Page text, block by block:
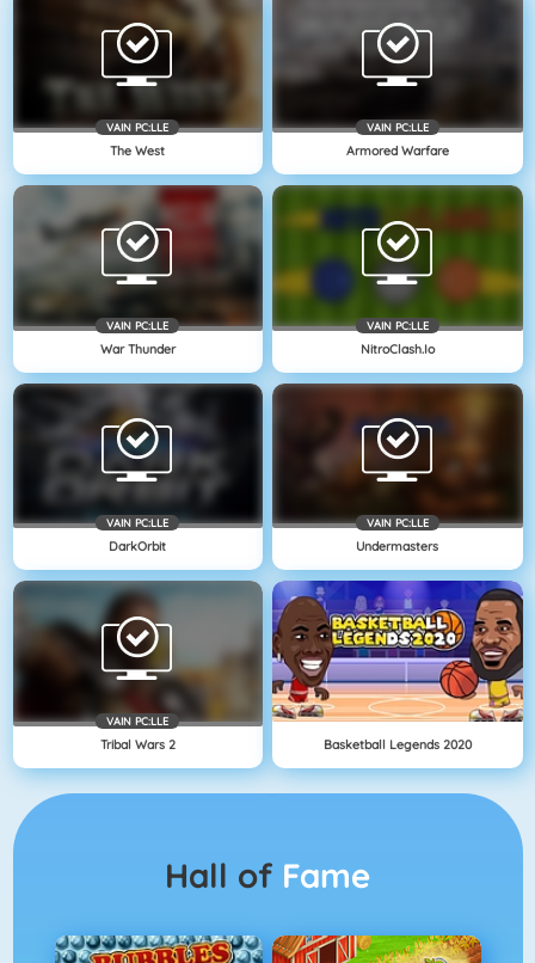
VAIN PC:LLE
The West
VAIN PC:LLE
Armored Warfare
VAIN PC:LLE
War Thunder
VAIN PC:LLE
NitroClash.io
VAIN PC:LLE
DarkOrbit
VAIN PC:LLE
Undermasters
VAIN PC:LLE
Tribal Wars 2 Basketball Legends 2020
Hall of Fame